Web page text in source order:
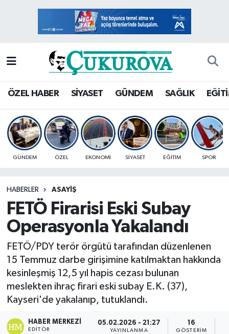
ÖZEL HABER SİYASET GÜNDEM SAĞLIK
GÜNDEM ÖZEL EKONOMİ SİYASET EĞİTİM SPOR
HABERLER ASAYİŞ
FETÖ Firarisi Eski Subay
Operasyonla Yakalandı
FETÖ/PDY terör örgütü tarafından düzenlenen
15 Temmuz darbe girişimine katılmaktan hakkında
kesinleşmiş 12,5 yıl hapis cezası bulunan
meslekten ihraç firari eski subay E.K. (37),
Kayseri'de yakalanıp, tutuklandı.
HABER MERKEZI
EDITÖR
05.02.2026 - 21:27
YAYINLANMA
16
GÖSTERIM
Mersin Hava Durumu
Mersin Namaz Vakitleri
Mersin Trafik Yoğunluk Haritası
Süper Lig Puan Durumu ve Fikstür
Son Dakika Haberleri
Haber Arşivi